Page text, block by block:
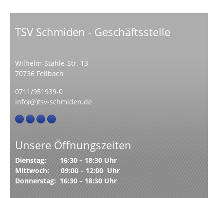
TSV Schmiden - Geschäftsstelle
Wilhelm-Stähle-Str. 13
70736 Fellbach
0711/951939-0
info(@)tsv-schmiden.de
Unsere Öffnungszeiten
Dienstag: 16:30 – 18:30 Uhr
Mittwoch: 09:00 – 12:00 Uhr
Donnerstag: 16:30 – 18:30 Uhr